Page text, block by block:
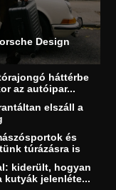
Design
háttérbe
az autóipar...
elszáll a
és
túrázásra is
kiderült, hogyan
kutyák jelenléte...